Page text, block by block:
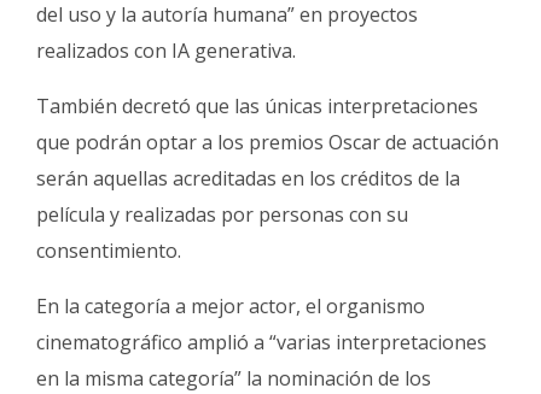
del uso y la autoría humana” en proyectos
realizados con IA generativa.
También decretó que las únicas interpretaciones
que podrán optar a los premios Oscar de actuación
serán aquellas acreditadas en los créditos de la
película y realizadas por personas con su
consentimiento.
En la categoría a mejor actor, el organismo
cinematográfico amplió a “varias interpretaciones
en la misma categoría” la nominación de los